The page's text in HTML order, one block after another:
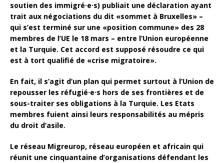
soutien des immigré·e·s) publiait une déclaration ayant
trait aux négociations du dit «sommet à Bruxelles» –
qui s’est terminé sur une «position commune» des 28
membres de l’UE le 18 mars – entre l’Union européenne
et la Turquie. Cet accord est supposé résoudre ce qui
est à tort qualifié de «crise migratoire».
En fait, il s’agit d’un plan qui permet surtout à l’Union de
repousser les réfugié·e·s hors de ses frontières et de
sous-traiter ses obligations à la Turquie. Les Etats
membres fuient ainsi leurs responsabilités au mépris
du droit d’asile.
Le réseau Migreurop, réseau européen et africain qui
réunit une cinquantaine d’organisations défendant les